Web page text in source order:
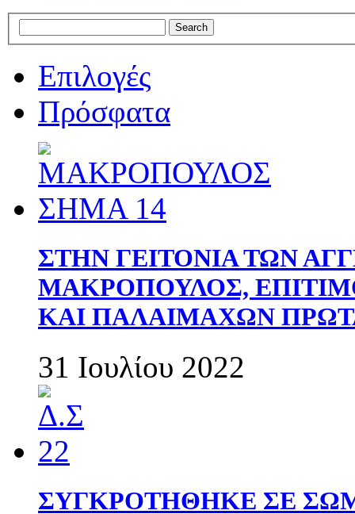
Επιλογές
Πρόσφατα
ΣΤΗΝ ΓΕΙΤΟΝΙΑ ΤΩΝ
ΜΑΚΡΟΠΟΥΛΟΣ,
ΚΑΙ ΠΑΛΑΙΜΑΧΩΝ
31 Ιουλίου 2022
ΣΥΓΚΡΟΤΗΘΗΚΕ ΣΕ